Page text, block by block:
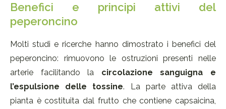
Benefici e principi attivi del
peperoncino
Molti studi e ricerche hanno dimostrato i benefici del
peperoncino: rimuovono le ostruzioni presenti nelle
arterie facilitando la circolazione sanguigna e
l’espulsione delle tossine. La parte attiva della
pianta è costituita dal frutto che contiene capsaicina,